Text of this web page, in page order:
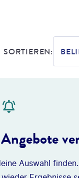
SORTIEREN:
Auswahl